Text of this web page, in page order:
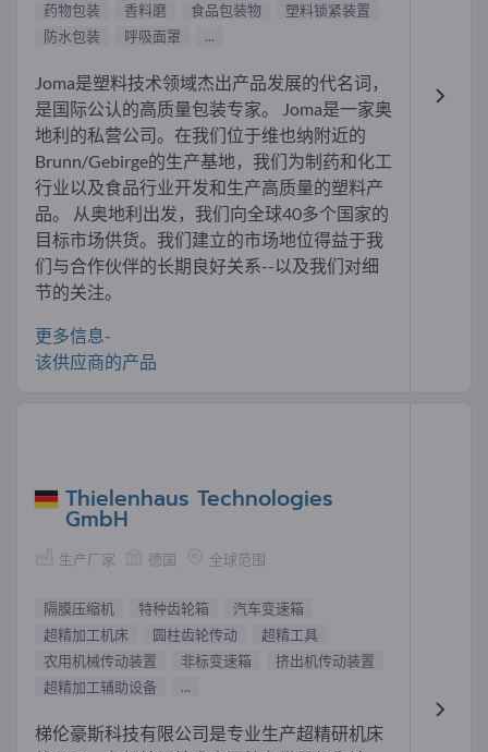
药物包装
香料磨 食品包装物
塑料锁紧装置
防水包装
呼吸面罩 ...
Joma是塑料技术领域杰出产品发展的代名词，
是国际公认的高质量包装专家。 Joma是一家奥
地利的私营公司。在我们位于维也纳附近的
Brunn/Gebirge的生产基地，我们为制药和化工
行业以及食品行业开发和生产高质量的塑料产
品。 从奥地利出发，我们向全球40多个国家的
目标市场供货。我们建立的市场地位得益于我
们与合作伙伴的长期良好关系--以及我们对细
节的关注。
更多信息-
该供应商的产品
Thielenhaus Technologies
GmbH
生产厂家 德国 全球范围
隔膜压缩机 特种齿轮箱
汽车变速箱
超精加工机床
圆柱齿轮传动
超精工具
农用机械传动装置
非标变速箱
挤出机传动装置
超精加工辅助设备
...
梯伦豪斯科技有限公司是专业生产超精研机床